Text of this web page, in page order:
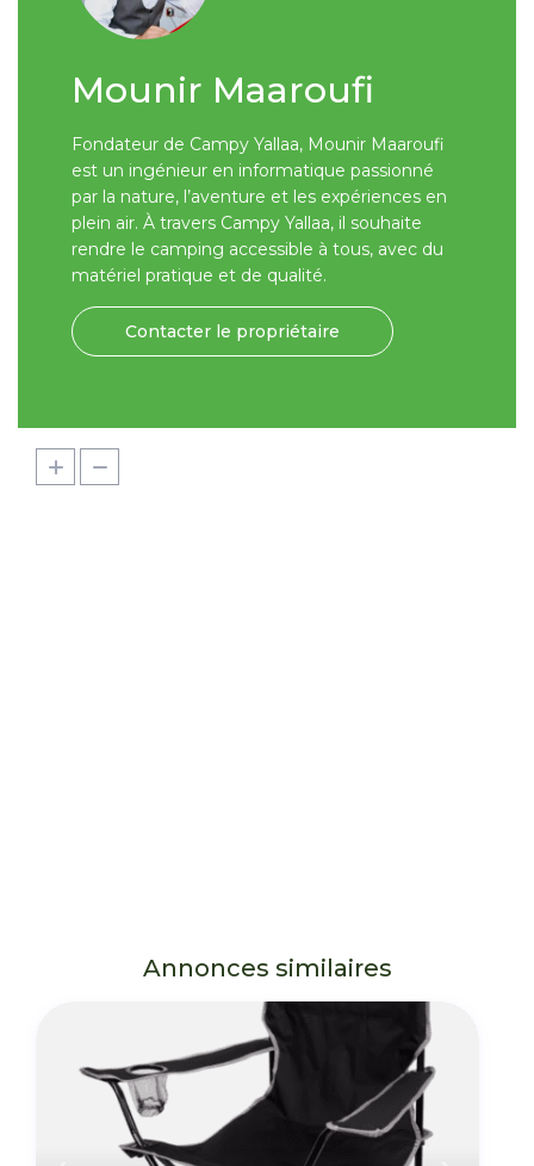
Mounir Maaroufi
Fondateur de Campy Yallaa, Mounir Maaroufi
est un ingénieur en informatique passionné
par la nature, l’aventure et les expériences en
plein air. À travers Campy Yallaa, il souhaite
rendre le camping accessible à tous, avec du
matériel pratique et de qualité.
Contacter le propriétaire
Annonces similaires